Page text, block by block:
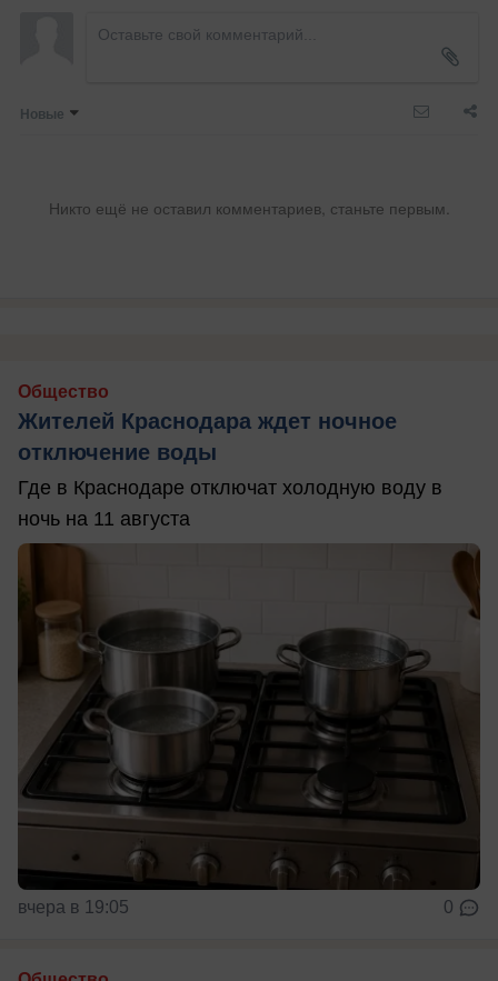
Новые
Никто ещё не оставил комментариев, станьте первым.
Общество
Жителей Краснодара ждет ночное
отключение воды
Где в Краснодаре отключат холодную воду в
ночь на 11 августа
вчера в 19:05 0